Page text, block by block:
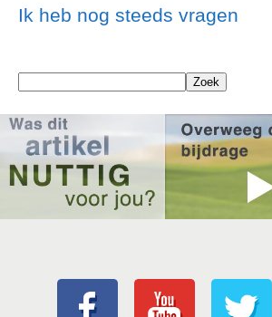
Ik heb nog steeds vragen